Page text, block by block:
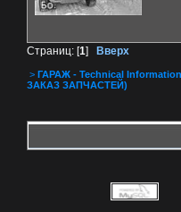
Страниц: [1] Вверх
> ГАРАЖ - Technical Information
ЗАКАЗ ЗАПЧАСТЕЙ)